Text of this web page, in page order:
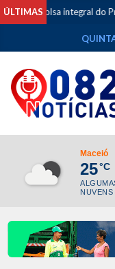
ÚLTIMAS
integral do Prouni
Maceió
25°C
NUVENS